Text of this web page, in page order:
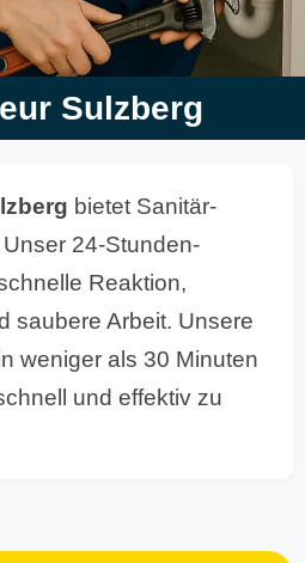
Sulzberg
bietet Sanitär-
24-Stunden-
Reaktion,
saubere Arbeit. Unsere
weniger als 30 Minuten
und effektiv zu